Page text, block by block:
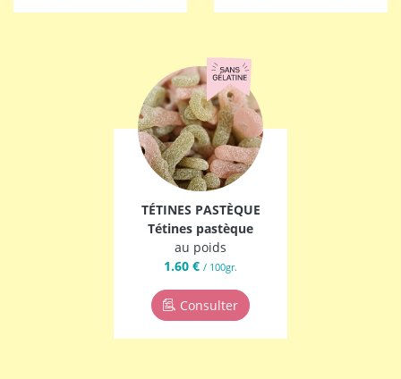
TÉTINES PASTÈQUE
Tétines pastèque
au poids
1.60 € / 100gr.
Consulter